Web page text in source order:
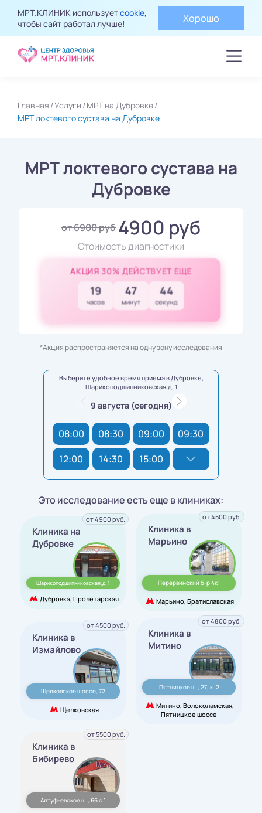
МРТ.КЛИНИК используетcookie,
чтобы сайт работал лучше!
Хорошо
Главная Услуги МРТ на Дубровке
МРТ локтевого сустава на Дубровке
МРТ локтевого сустава на
Дубровке
от 6900 руб 4900 руб
Стоимость диагностики
АКЦИЯ 30% ДЕЙСТВУЕТ ЕЩЕ
19
часов
47
минут
43
секунд
*Акция распространяется на одну зону исследования
Выберите удобное время приёма в Дубровке,
Шарикоподшипниковская,д. 1
9 августа (сегодня)
08:00 08:30 09:00
09:30
12:00
14:30 15:00
Это исследование есть еще в клиниках:
Клиника на
Дубровке
Шарикоподшипниковская,д. 1
Дубровка, Пролетарская
от 4900 руб.
Клиника в
Марьино
Перервинский б-р 4к1
Марьино, Братиславская
от 4500 руб.
Клиника в
Измайлово
Щелковское шоссе, 72
Щелковская
от 4500 руб.
Клиника в
Митино
Пятницкое ш., 27, к. 2
Митино, Волоколамская,
Пятницкое шоссе
от 4800 руб.
Клиника в
Бибирево
Алтуфьевское ш., 66 с.1
от 5500 руб.